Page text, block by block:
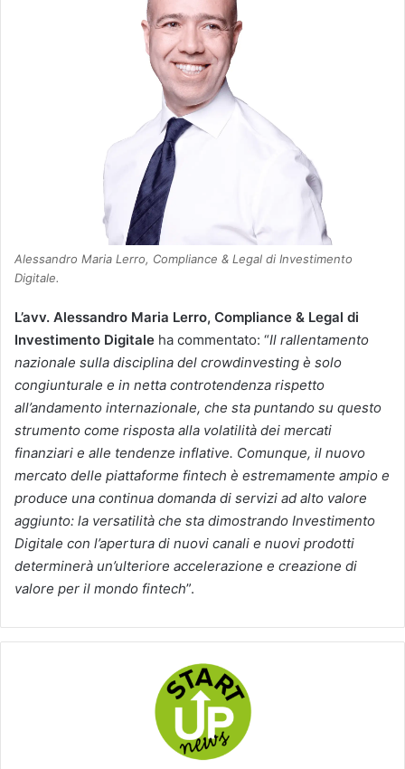
Alessandro Maria Lerro, Compliance & Legal di Investimento
Digitale.
L’avv. Alessandro Maria Lerro, Compliance & Legal di
Investimento Digitale ha commentato: “Il rallentamento
nazionale sulla disciplina del crowdinvesting è solo
congiunturale e in netta controtendenza rispetto
all’andamento internazionale, che sta puntando su questo
strumento come risposta alla volatilità dei mercati
finanziari e alle tendenze inflative. Comunque, il nuovo
mercato delle piattaforme fintech è estremamente ampio e
produce una continua domanda di servizi ad alto valore
aggiunto: la versatilità che sta dimostrando Investimento
Digitale con l’apertura di nuovi canali e nuovi prodotti
determinerà un’ulteriore accelerazione e creazione di
valore per il mondo fintech”.